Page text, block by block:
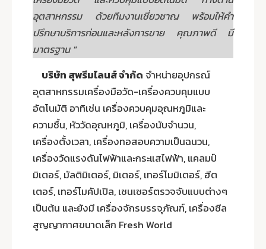
อุตสาหกรรม ด้วยทีมงานเชี่ยวชาญ พร้อมให้คำ
ปรึกษาบริการก่อนและหลังการขาย คุณภาพดี มี
มาตรฐาน "
บริษัท สุพรีมไลนส์ จำกัด จำหน่ายอุปกรณ์
อุตสาหกรรมเครื่องมือวัด-เครื่องควบคุมแบบ
อัตโนมัติ อาทิเช่น เครื่องควบคุมอุณหภูมิและ
ความชื้น, หัววัดอุณหภูมิ, เครื่องนับจำนวน,
เครื่องตั้งเวลา, เครื่องทอสอบความเป็นฉนวน,
เครื่องวัดแรงดันไฟฟ้าและกระแสไฟฟ้า, แคลมป์
มิเตอร์, มัลติมิเตอร์, มิเตอร์, เทอร์โมมิเตอร์, ฮีต
เตอร์, เทอร์โมคัปเปิล, เซนเซอร์ตรวจจับแบบต่างๆ
เป็นต้น และยังมี เครื่องจักรบรรจุภัณฑ์, เครื่องซีล
สูญญากาศขนาดเล็ก Fresh World